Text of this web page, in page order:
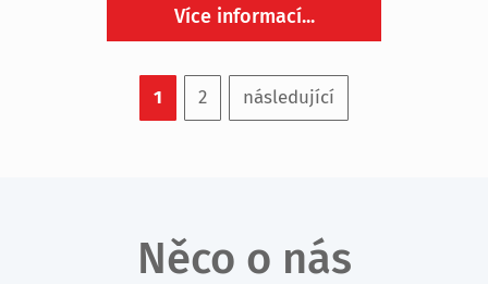
Více informací...
1 2 následující
Něco o nás